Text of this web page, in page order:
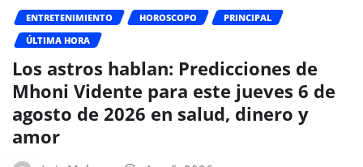
ENTRETENIMIENTO HOROSCOPO
PRINCIPAL
ÚLTIMA HORA
Los astros hablan: Predicciones de
Mhoni Vidente para este jueves 6 de
agosto de 2026 en salud, dinero y
amor